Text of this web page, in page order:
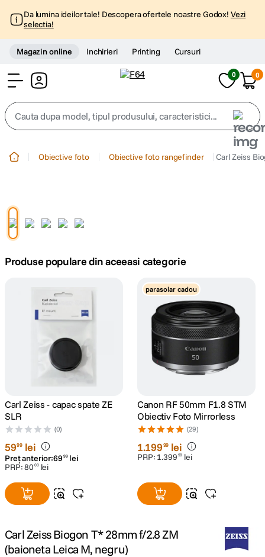
Da lumina ideilor tale! Descopera ofertele noastre Godox! Vezi
selectia!
Magazin online Inchirieri Printing Cursuri
0 0
Cauta dupa model, tipul produsului, caracteristici...
4. peak design
canon sx740 hs
lavaliera
card memorie
ulanzi
9. insta 360
10 . godox
Obiective foto Obiective foto rangefinder Carl Zeiss
Produse populare din aceeasi categorie
Carl Zeiss - capac spate ZE
SLR
(0)
5999 lei
Preț anterior:69 99 lei
PRP:80 00 lei
parasolar cadou
Canon RF 50mm F1.8 STM
Obiectiv Foto Mirrorless
(29)
1.19999 lei
PRP: 1.399 99 lei
Carl Zeiss Biogon T* 28mm f/2.8 ZM
(baioneta Leica M, negru)